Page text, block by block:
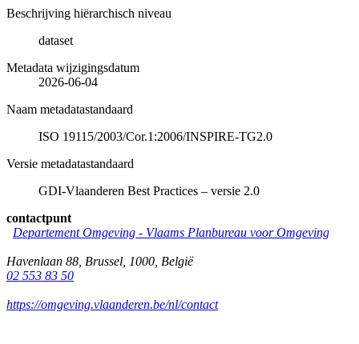
Beschrijving hiërarchisch niveau
dataset
Metadata wijzigingsdatum
2026-06-04
Naam metadatastandaard
ISO 19115/2003/Cor.1:2006/INSPIRE-TG2.0
Versie metadatastandaard
GDI-Vlaanderen Best Practices – versie 2.0
contactpunt
Departement Omgeving - Vlaams Planbureau voor Omgeving
Havenlaan 88 Brussel 1000 België
02 553 83 50
https://omgeving.vlaanderen.be/nl/contact